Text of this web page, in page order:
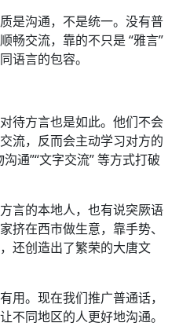
是沟通，不是统一。没有普
畅交流，靠的不只是 “雅言”
语言的包容。
待方言也是如此。他们不会
流，反而会主动学习对方的
通”“文字交流” 等方式打破
言的本地人，也有说突厥语
挤在西市做生意，靠手势、
还创造出了繁荣的大唐文
用。现在我们推广普通话，
不同地区的人更好地沟通。